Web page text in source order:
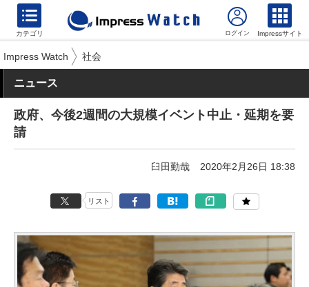
カテゴリ Impressサイト
Impress Watch 社会
ニュース
政府、今後2週間の大規模イベント中止・延期を要
請
臼田勤哉 2020年2月26日 18:38
リスト